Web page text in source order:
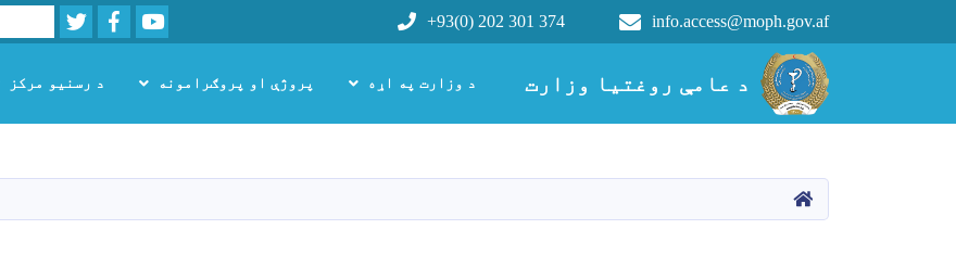
د عامې روغتیا وزارت
info.access@moph.gov.af
+93(0) 202 301 374
Youtube
Facebook
Twitter
Search
Main navigation
د عامې روغتیا وزارت د وزارت په اړه پروژې او پروګرامونه د رسنیو مرکز
کور